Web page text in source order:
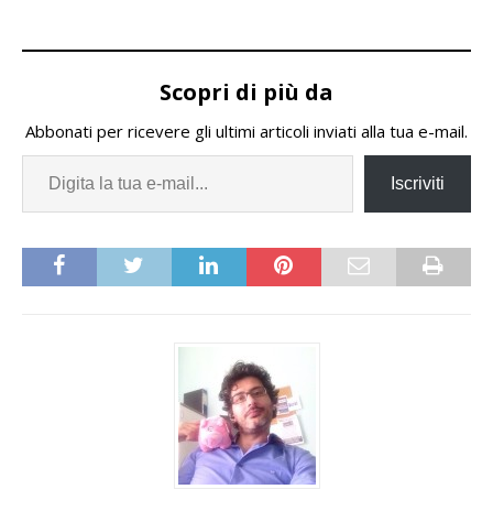
versare la caparra fissa,
dall'ISEE. L’assessore ai
Scolastici, Silvia Straneo,
Scopri di più da
Abbonati per ricevere gli ultimi articoli inviati alla tua e-mail.
Iscriviti